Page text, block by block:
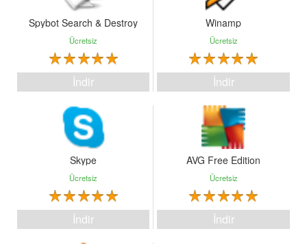
Spybot Search & Destroy
Ücretsiz
İndir
Winamp
Ücretsiz
İndir
Skype
Ücretsiz
İndir
AVG Free Edition
Ücretsiz
İndir